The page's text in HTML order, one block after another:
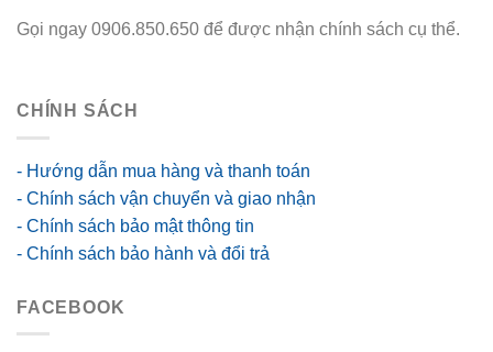
Gọi ngay 0906.850.650 để được nhận chính sách cụ thể.
CHÍNH SÁCH
- Hướng dẫn mua hàng và thanh toán
- Chính sách vận chuyển và giao nhận
- Chính sách bảo mật thông tin
- Chính sách bảo hành và đổi trả
FACEBOOK